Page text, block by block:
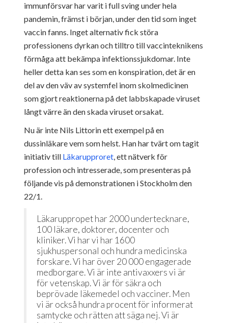
immunförsvar har varit i full sving under hela
pandemin, främst i början, under den tid som inget
vaccin fanns. Inget alternativ fick störa
professionens dyrkan och tilltro till vaccinteknikens
förmåga att bekämpa infektionssjukdomar. Inte
heller detta kan ses som en konspiration, det är en
del av den väv av systemfel inom skolmedicinen
som gjort reaktionerna på det labbskapade viruset
långt värre än den skada viruset orsakat.
Nu är inte Nils Littorin ett exempel på en
dussinläkare vem som helst. Han har tvärt om tagit
initiativ till Läkarupproret, ett nätverk för
profession och intresserade, som presenteras på
följande vis på demonstrationen i Stockholm den
22/1.
Läkaruppropet har 2000 undertecknare,
100 läkare, doktorer, docenter och
kliniker. Vi har vi har 1600
sjukhuspersonal och hundra medicinska
forskare. Vi har över 20 000 engagerade
medborgare. Vi är inte antivaxxers vi är
för vetenskap. Vi är för säkra och
beprövade läkemedel och vacciner. Men
vi är också hundra procent för informerat
samtycke och rätten att säga nej. Vi är